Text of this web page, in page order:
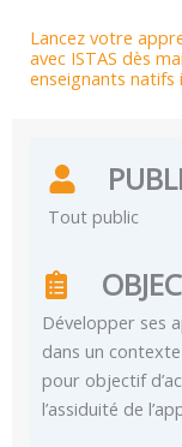
Lancez votre
avec ISTAS dès
enseignants
Tout public
Développer ses
dans un
pour objectif
l’assiduité de